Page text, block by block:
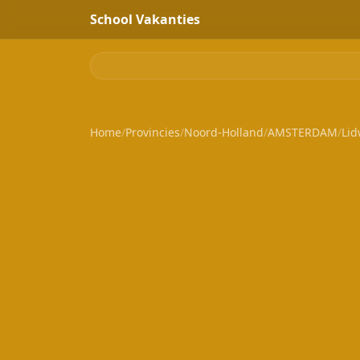
School Vakanties
Home/Provincies/Noord-Holland/AMSTERDAM/